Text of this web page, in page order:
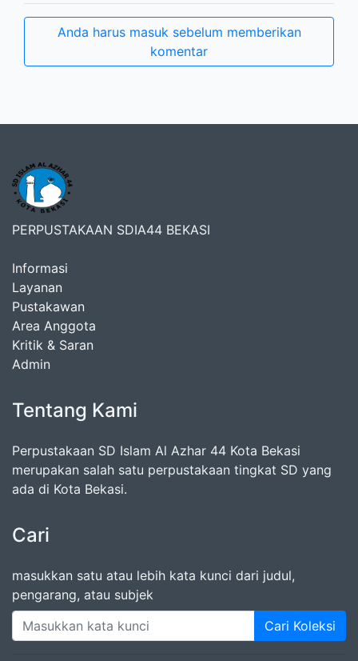
Anda harus masuk sebelum memberikan
komentar
PERPUSTAKAAN SDIA44 BEKASI
Informasi
Layanan
Pustakawan
Area Anggota
Kritik & Saran
Admin
Tentang Kami
Perpustakaan SD Islam Al Azhar 44 Kota Bekasi
merupakan salah satu perpustakaan tingkat SD yang
ada di Kota Bekasi.
Cari
masukkan satu atau lebih kata kunci dari judul,
pengarang, atau subjek
Cari Koleksi